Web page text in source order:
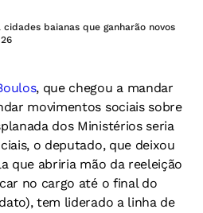
cidades baianas que ganharão novos
, que chegou a mandar
movimentos sociais sobre
dos Ministérios seria
o deputado, que deixou
que abriria mão da reeleição
no cargo até o final do
tem liderado a linha de